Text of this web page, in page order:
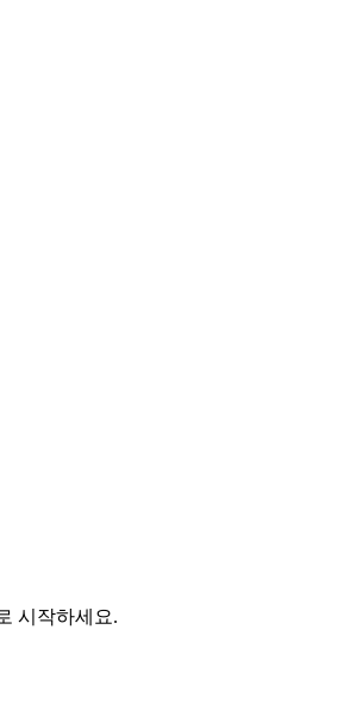
시작하세요.